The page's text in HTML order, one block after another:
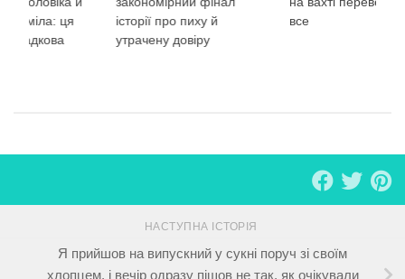
історії про пиху й
утрачену довіру
все
ця
випадкова
НАСТУПНА ІСТОРІЯ
Я прийшов на випускний у сукні поруч зі своїм
хлопцем, і вечір одразу пішов не так, як очікували